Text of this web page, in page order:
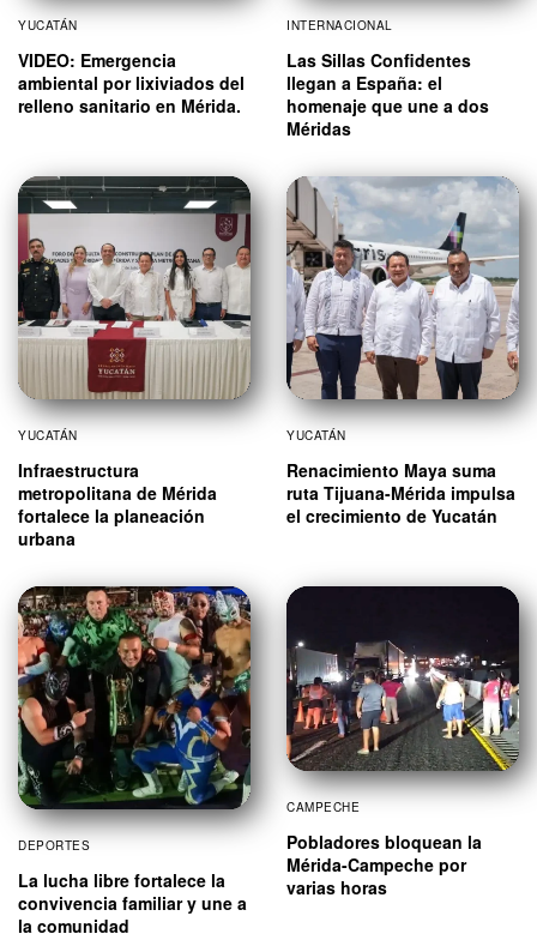
YUCATÁN
VIDEO: Emergencia
ambiental por lixiviados del
relleno sanitario en Mérida.
INTERNACIONAL
Las Sillas Confidentes
llegan a España: el
homenaje que une a dos
Méridas
YUCATÁN
Infraestructura
metropolitana de Mérida
fortalece la planeación
urbana
YUCATÁN
Renacimiento Maya suma
ruta Tijuana-Mérida impulsa
el crecimiento de Yucatán
DEPORTES
La lucha libre fortalece la
convivencia familiar y une a
la comunidad
CAMPECHE
Pobladores bloquean la
Mérida-Campeche por
varias horas